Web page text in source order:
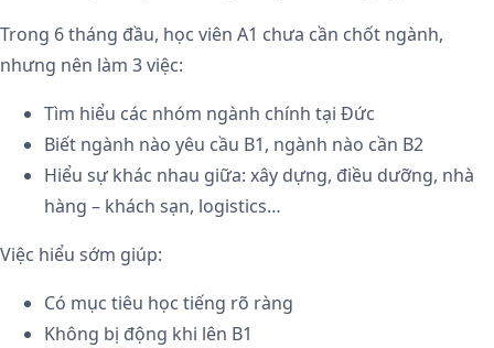
Trong 6 tháng đầu, học viên A1 chưa cần chốt ngành,
nhưng nên làm 3 việc:
Tìm hiểu các nhóm ngành chính tại Đức
Biết ngành nào yêu cầu B1, ngành nào cần B2
Hiểu sự khác nhau giữa: xây dựng, điều dưỡng, nhà
hàng – khách sạn, logistics…
Việc hiểu sớm giúp:
Có mục tiêu học tiếng rõ ràng
Không bị động khi lên B1